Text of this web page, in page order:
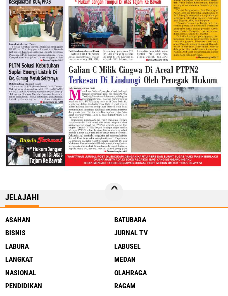
JELAJAHI
ASAHAN
BATUBARA
BISNIS
JURNAL TV
LABURA
LABUSEL
LANGKAT
MEDAN
NASIONAL
OLAHRAGA
PENDIDIKAN
RAGAM